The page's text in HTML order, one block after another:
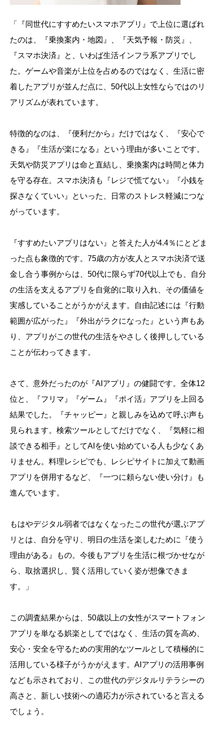
「『同世代にすすめたいスマホアプリ』で上位に選ばれ
たのは、『乗換案内・地図』、『天気予報・防災』、
『スマホ決済』と、いわば生活インフラ系アプリでし
た。ゲームや音楽が上位を占めるのではなく、生活に密
着したアプリが並んだ点に、50代以上女性ならではのリ
アリズムが表れています。
特徴的なのは、『便利だから』だけではなく、『安心で
きる』『生活が楽になる』という理由が多いことです。
天気や防災アプリは命と直結し、乗換案内は時間と体力
を守る存在。スマホ決済も『レジで慌てない』『小銭を
探さなくていい』といった、日常のストレス軽減につな
がっています。
『すすめたいアプリはない』と答えた人が4.4％にとどま
った点も象徴的です。75歳の方が友人とスマホ決済で送
金し合う事例からは、50代に限らず70代以上でも、自分
の生活を支えるアプリを自覚的に取り入れ、その価値を
実感していることがうかがえます。自由記述には『行動
範囲が広がった』『外出がラクになった』という声もあ
り、アプリがこの世代の生活をやさしく後押ししている
ことが伝わってきます。
さて、意外だったのが『AIアプリ』の健闘です。全体12
位と、『フリマ』『ゲーム』『ポイ活』アプリを上回る
結果でした。『チャッピー』と親しみを込めて呼ぶ声も
見られます。検索ツールとしてだけでなく、『気軽に相
談できる相手』としてAIを使い始めている人も少なくあ
りません。料理レシピでも、レシピサイトに加えて動画
アプリを併用するなど、『一つに頼らない使い分け』も
進んでいます。
もはやデジタル弱者ではなくなったこの世代が選ぶアプ
リとは、自分を守り、明日の生活を楽しむために『使う
理由がある』もの。今後もアプリを生活に根づかせなが
ら、取捨選択し、賢く活用していく姿が想像できま
す。」
この調査結果からは、50歳以上の女性がスマートフォン
アプリを単なる娯楽としてではなく、生活の質を高め、
安心・安全を守るための実用的なツールとして積極的に
活用している様子がうかがえます。AIアプリの活用事例
なども示されており、この世代のデジタルリテラシーの
高さと、新しい技術への適応力が示されていると言える
でしょう。